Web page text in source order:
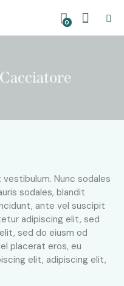
0
Nunc sodales
sodales, blandit
ante vel suscipit
adipiscing elit, sed
sed do eiusm od
placerat eros, eu
elit, adipiscing elit,